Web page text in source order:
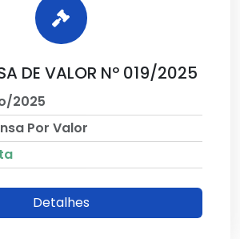
DE VALOR Nº 019/2025
2025
Por Valor
Detalhes